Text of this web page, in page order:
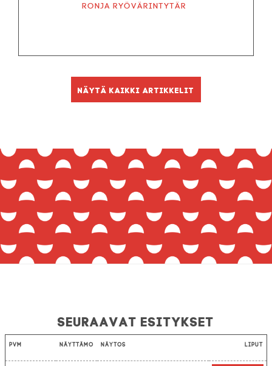
Ronja ryövärintytär
Näytä kaikki artikkelit
Seuraavat esitykset
Pvm Näyttämö Näytös Liput